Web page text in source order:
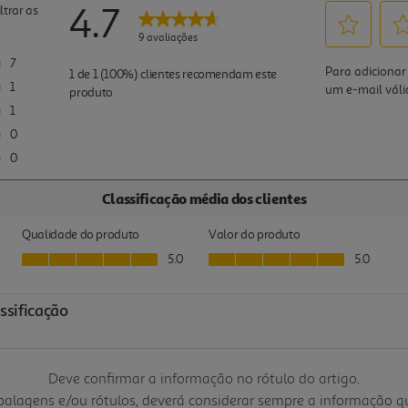
Deve confirmar a informação no rótulo do artigo.
e/ou rótulos, deverá considerar sempre a informação